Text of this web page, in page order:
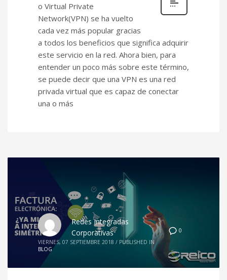
o Virtual Private
Network(VPN) se ha vuelto
cada vez más popular gracias
a todos los beneficios que significa adquirir
este servicio en la red. Ahora bien, para
entender un poco más sobre este término,
se puede decir que una VPN es una red
privada virtual que es capaz de conectar
una o más
0
Redes Integradas
Corporativas
VIERNES, 07 SEPTIEMBRE 2018 / PUBLISHED IN
BLOG